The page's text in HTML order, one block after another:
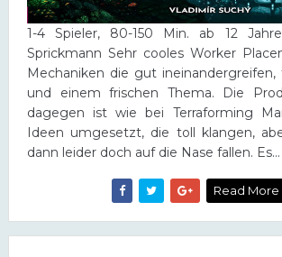
1-4 Spieler, 80-150 Min. ab 12
Sprickmann Sehr cooles Worker
Mechaniken die gut
und einem frischen Thema. Die
dagegen ist wie bei Terraforming
Ideen umgesetzt, die toll klangen,
dann leider doch auf die Nase fallen. Es...
Read More